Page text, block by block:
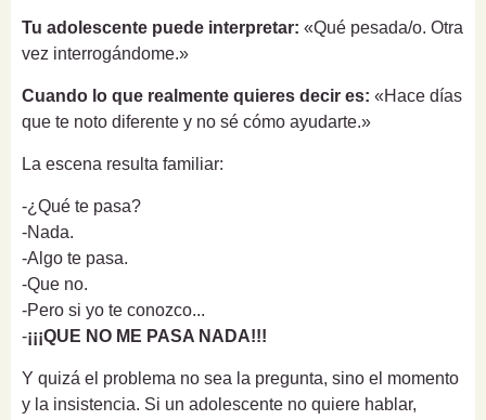
Tu adolescente puede interpretar: «Qué pesada/o. Otra
vez interrogándome.»
Cuando lo que realmente quieres decir es: «Hace días
que te noto diferente y no sé cómo ayudarte.»
La escena resulta familiar:
-¿Qué te pasa?
-Nada.
-Algo te pasa.
-Que no.
-Pero si yo te conozco...
-¡¡¡QUE NO ME PASA NADA!!!
Y quizá el problema no sea la pregunta, sino el momento
y la insistencia. Si un adolescente no quiere hablar,